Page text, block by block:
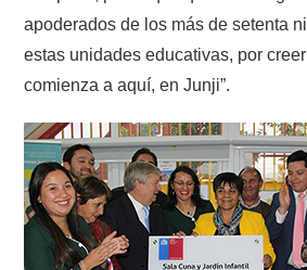
apoderados de los más de setenta
estas unidades educativas, por
comienza a aquí, en Junji”.